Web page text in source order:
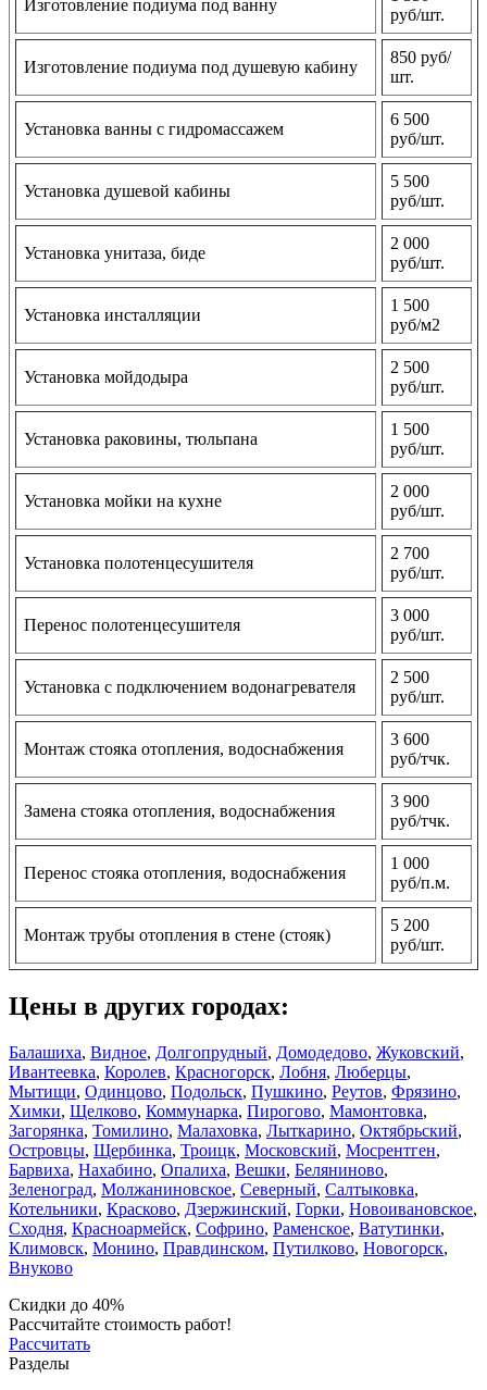
Изготовление подиума под ванну
руб/шт.
Изготовление подиума под душевую кабину
850 руб/
шт.
Установка ванны с гидромассажем
6 500
руб/шт.
Установка душевой кабины
5 500
руб/шт.
Установка унитаза, биде
2 000
руб/шт.
Установка инсталляции
1 500
руб/м2
Установка мойдодыра
2 500
руб/шт.
Установка раковины, тюльпана
1 500
руб/шт.
Установка мойки на кухне
2 000
руб/шт.
Установка полотенцесушителя
2 700
руб/шт.
Перенос полотенцесушителя
3 000
руб/шт.
Установка с подключением водонагревателя
2 500
руб/шт.
Монтаж стояка отопления, водоснабжения
3 600
руб/тчк.
Замена стояка отопления, водоснабжения
3 900
руб/тчк.
Перенос стояка отопления, водоснабжения
1 000
руб/п.м.
Монтаж трубы отопления в стене (стояк)
5 200
руб/шт.
Цены в других городах:
Балашиха, Видное, Долгопрудный, Домодедово, Жуковский,
Ивантеевка, Королев, Красногорск, Лобня, Люберцы,
Мытищи, Одинцово, Подольск, Пушкино, Реутов, Фрязино,
Химки, Щелково, Коммунарка, Пирогово, Мамонтовка,
Загорянка, Томилино, Малаховка, Лыткарино, Октябрьский,
Островцы, Щербинка, Троицк, Московский, Мосрентген,
Барвиха, Нахабино, Опалиха, Вешки, Беляниново,
Зеленоград, Молжаниновское, Северный, Салтыковка,
Котельники, Красково, Дзержинский, Горки, Новоивановское,
Сходня, Красноармейск, Софрино, Раменское, Ватутинки,
Климовск, Монино, Правдинском, Путилково, Новогорск,
Внуково
Скидки до 40%
Рассчитайте стоимость работ!
Рассчитать
Разделы